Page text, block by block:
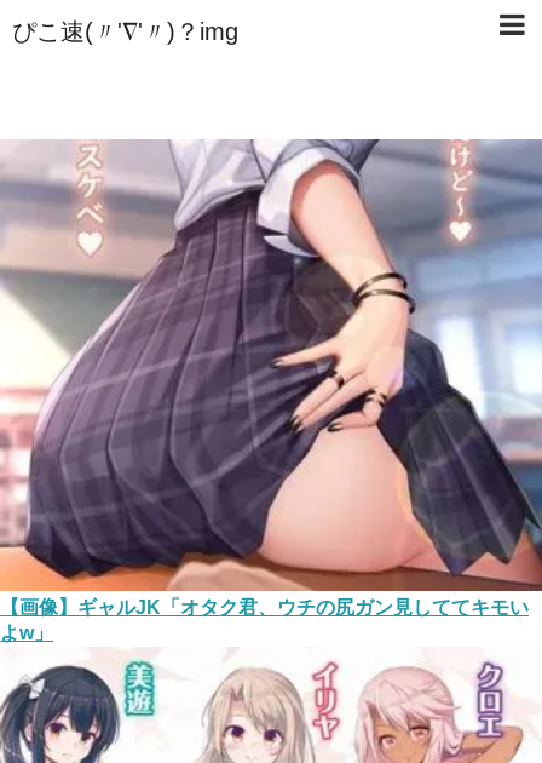
ぴこ速(〃'∇'〃)？img
【画像】ギャルJK「オタク君、ウチの尻ガン見しててキモい
よw」